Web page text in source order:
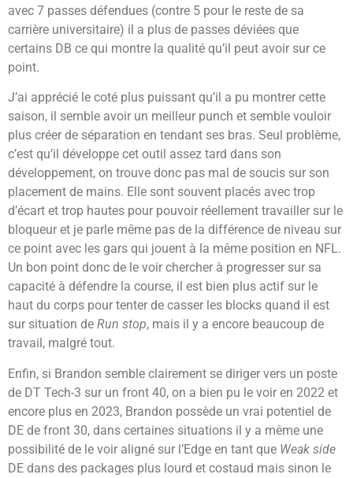
avec 7 passes défendues (contre 5 pour le reste de sa
carrière universitaire) il a plus de passes déviées que
certains DB ce qui montre la qualité qu’il peut avoir sur ce
point.
J’ai apprécié le coté plus puissant qu’il a pu montrer cette
saison, il semble avoir un meilleur punch et semble vouloir
plus créer de séparation en tendant ses bras. Seul problème,
c’est qu’il développe cet outil assez tard dans son
développement, on trouve donc pas mal de soucis sur son
placement de mains. Elle sont souvent placés avec trop
d’écart et trop hautes pour pouvoir réellement travailler sur le
bloqueur et je parle même pas de la différence de niveau sur
ce point avec les gars qui jouent à la même position en NFL.
Un bon point donc de le voir chercher à progresser sur sa
capacité à défendre la course, il est bien plus actif sur le
haut du corps pour tenter de casser les blocks quand il est
sur situation de Run stop, mais il y a encore beaucoup de
travail, malgré tout.
Enfin, si Brandon semble clairement se diriger vers un poste
de DT Tech-3 sur un front 40, on a bien pu le voir en 2022 et
encore plus en 2023, Brandon possède un vrai potentiel de
DE de front 30, dans certaines situations il y a même une
possibilité de le voir aligné sur l’Edge en tant que Weak side
DE dans des packages plus lourd et costaud mais sinon le